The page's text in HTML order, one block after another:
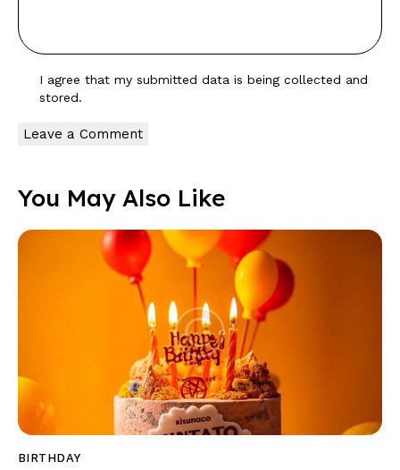
I agree that my submitted data is being collected and
stored.
You May Also Like
BIRTHDAY